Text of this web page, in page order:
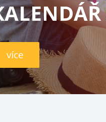
více